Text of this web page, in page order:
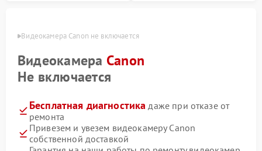
Видеокамера Canon не включается
Видеокамера Canon
Не включается
Бесплатная диагностика даже при отказе от
ремонта
Привезем и увезем видеокамеру Canon
собственной доставкой